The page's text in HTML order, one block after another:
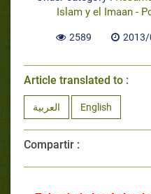
Islam y el Imaan -
2589
Article translated to :
العربية English
Compartir :